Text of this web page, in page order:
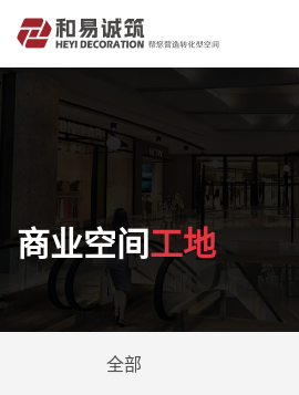
商业空间工地
全部